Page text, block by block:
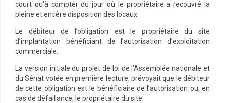
court qu’à compter du jour où le propriétaire a recouvré la
pleine et entière disposition des locaux.
Le débiteur de l’obligation est le propriétaire du site
d’implantation bénéficiant de l’autorisation d’exploitation
commerciale.
La version initiale du projet de loi de l’Assemblée nationale et
du Sénat votée en première lecture, prévoyait que le débiteur
de cette obligation est le bénéficiaire de l’autorisation ou, en
cas de défaillance, le propriétaire du site.